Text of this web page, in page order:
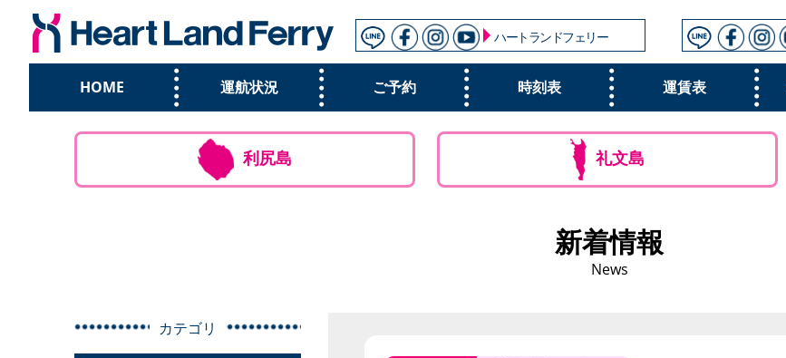
ハートランドフェリー
HOME 運航状況 ご予約 時刻表 運賃表
利尻島 礼文島
新着情報
News
カテゴリ